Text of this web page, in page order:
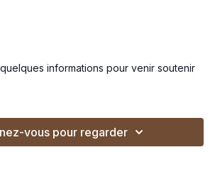
informations pour venir soutenir
vous pour regarder